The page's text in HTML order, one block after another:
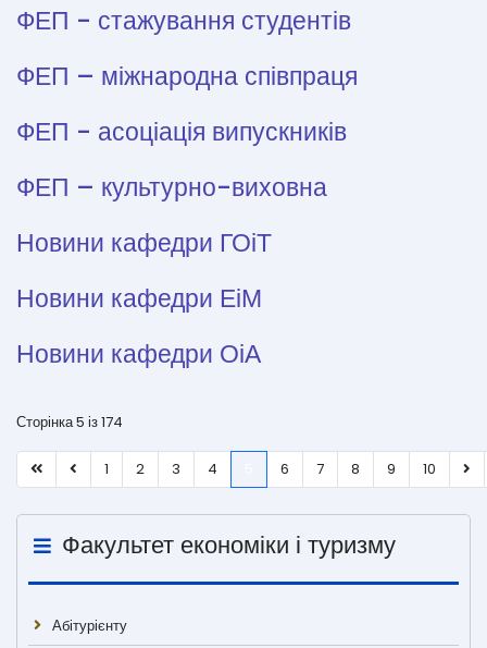
ФЕП - стажування студентів
ФЕП – міжнародна співпраця
ФЕП - асоціація випускників
ФЕП – культурно-виховна
Новини кафедри ГОіТ
Новини кафедри ЕіМ
Новини кафедри ОіА
Сторінка 5 із 174
1 2 3 4 6 7 8 9 10
Факультет економіки і туризму
Абітурієнту